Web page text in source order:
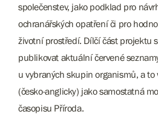
společenstev, jako podklad pro
ochranářských opatření či pro
životní prostředí. Dílčí část projektu
publikovat aktuální červené
u vybraných skupin organismů, a
(česko-anglicky) jako samostatná
časopisu Příroda.